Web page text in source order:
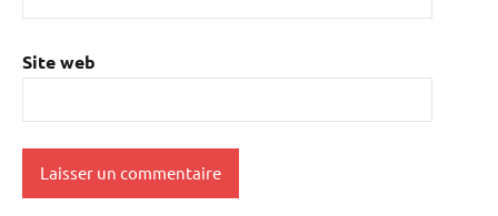
Site web